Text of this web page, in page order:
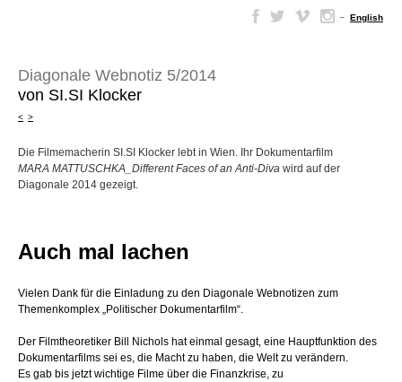
– English
Diagonale Webnotiz 5/2014
von SI.SI Klocker
< >
Die Filmemacherin SI.SI Klocker lebt in Wien. Ihr Dokumentarfilm
MARA MATTUSCHKA_Different Faces of an Anti-Diva wird auf der
Diagonale 2014 gezeigt.
Auch mal lachen
Vielen Dank für die Einladung zu den Diagonale Webnotizen zum
Themenkomplex „Politischer Dokumentarfilm“.
Der Filmtheoretiker Bill Nichols hat einmal gesagt, eine Hauptfunktion des
Dokumentarfilms sei es, die Macht zu haben, die Welt zu verändern.
Es gab bis jetzt wichtige Filme über die Finanzkrise, zu